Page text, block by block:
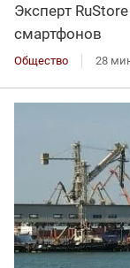
Эксперт
смартфонов
Общество 28